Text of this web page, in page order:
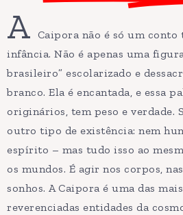
A Caipora não é só um
infância. Não é apenas uma
brasileiro” escolarizado e
branco. Ela é encantada, e essa
originários, tem peso e verdade.
outro tipo de existência: nem
espírito – mas tudo isso ao
os mundos. É agir nos corpos,
sonhos. A Caipora é uma das
reverenciadas entidades da